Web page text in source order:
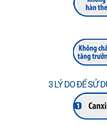
3 LÝ DO ĐỂ SỬ